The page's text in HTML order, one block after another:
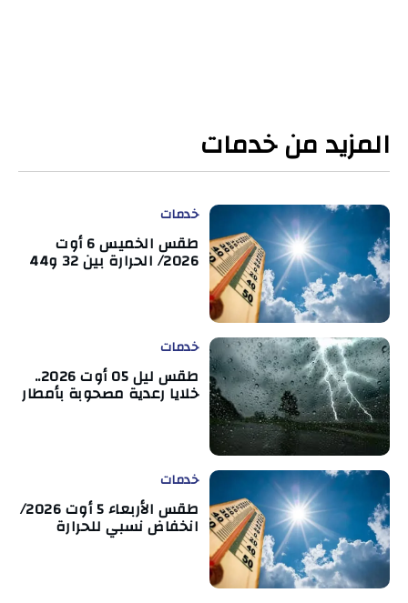
المزيد من خدمات
خدمات
طقس الخميس 6 أوت
2026/ الحرارة بين 32 و44
خدمات
طقس ليل 05 أوت 2026..
خلايا رعدية مصحوبة بأمطار
خدمات
طقس الأربعاء 5 أوت 2026/
انخفاض نسبي للحرارة